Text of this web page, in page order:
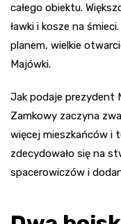
całego obiektu.
ławki i kosze na
planem, wielkie
Majówki.
Jak podaje prezydent
Zamkowy zaczyna
więcej mieszkańców i
zdecydowało się na
spacerowiczów i